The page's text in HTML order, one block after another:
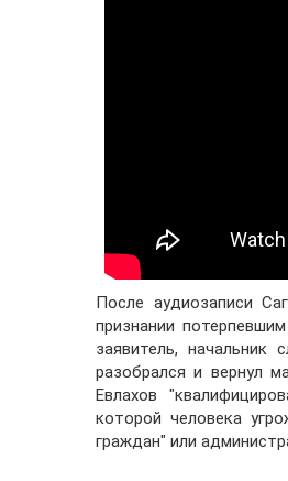
После аудиозаписи
признании
заявитель,
разобрался и вернул
Евлахов
которой человека
граждан" или